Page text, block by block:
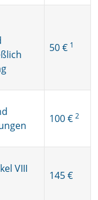
50 € 1
100 € 2
VIII
145 €